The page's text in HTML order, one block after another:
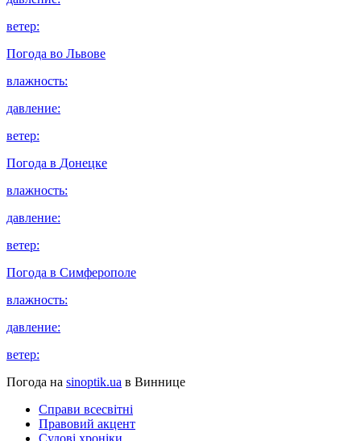
ветер:
Погода во Львове
влажность:
давление:
ветер:
Погода в Донецке
влажность:
давление:
ветер:
Погода в Симферополе
влажность:
давление:
ветер:
Погода на sinoptik.ua в Виннице
Справи всесвітні
Правовий акцент